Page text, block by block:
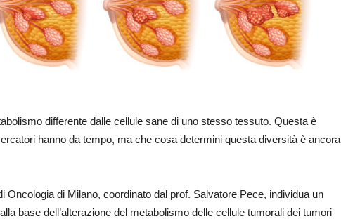
differente dalle cellule sane di uno stesso tessuto. Questa è
hanno da tempo, ma che cosa determini questa diversità è ancora
Oncologia di Milano, coordinato dal prof. Salvatore Pece, individua un
base dell’alterazione del metabolismo delle cellule tumorali dei tumori